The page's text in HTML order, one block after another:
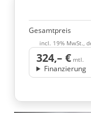
Gesamtpreis
incl. 19% MwSt.,
324,– € mtl.
Finanzierung